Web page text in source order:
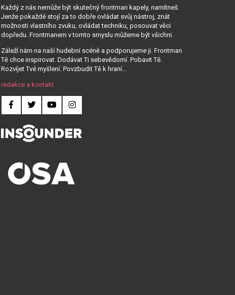
Každý z nás nemůže být skutečný frontman kapely, namítneš.
Jenže pokaždé stojí za to dobře ovládat svůj nástroj, znát
možnosti vlastního zvuku, ovládat techniku, posouvat věci
dopředu. Frontmanem v tomto smyslu můžeme být všichni.
Záleží nám na naší hudební scéně a podporujeme ji. Frontman
Tě chce inspirovat. Dodávat Ti sebevědomí. Pobavit Tě.
Rozvíjet Tvé myšlení. Povzbudit Tě k hraní...
redakce a kontakt